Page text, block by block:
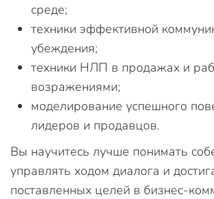
среде;
техники эффективной
убеждения;
техники НЛП в продажах и
возражениями;
моделирование успешного
лидеров и продавцов.
Вы научитесь лучше понимать
управлять ходом диалога и
поставленных целей в бизнес-